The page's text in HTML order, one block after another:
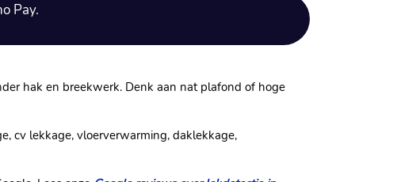
Pay.
hak en breekwerk. Denk aan nat plafond of hoge
cv lekkage, vloerverwarming, daklekkage,